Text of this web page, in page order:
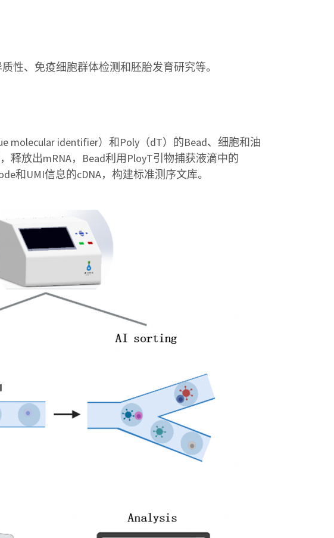
、免疫细胞群体检测和胚胎发育研究等。
identifier）和Poly（dT）的Bead、细胞和油
放出mRNA，Bead利用PloyT引物捕获液滴中的
和UMI信息的cDNA，构建标准测序文库。